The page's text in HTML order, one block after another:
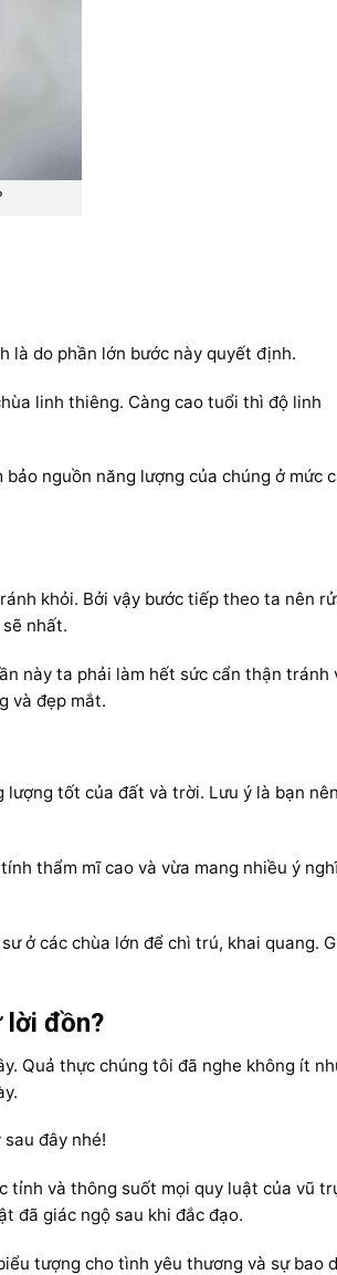
là do phần lớn bước này quyết định.
linh thiêng. Càng cao tuổi thì độ linh
nguồn năng lượng của chúng ở mức
khỏi. Bởi vậy bước tiếp theo ta nên
nhất.
này ta phải làm hết sức cẩn thận tránh
và đẹp mắt.
tốt của đất và trời. Lưu ý là bạn
thẩm mĩ cao và vừa mang nhiều ý
ở các chùa lớn để chì trú, khai quang.
lời đồn?
Quả thực chúng tôi đã nghe không ít
đây nhé!
tỉnh và thông suốt mọi quy luật của vũ
đã giác ngộ sau khi đắc đạo.
tượng cho tình yêu thương và sự bao